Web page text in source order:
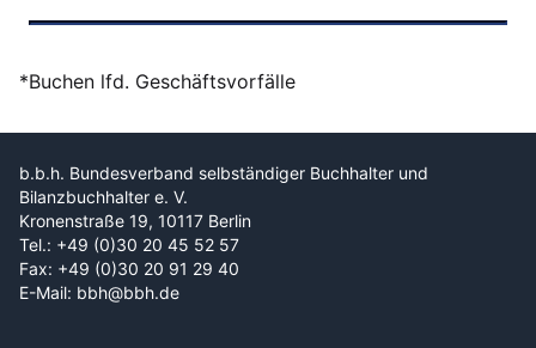
*Buchen lfd. Geschäftsvorfälle
b.b.h. Bundesverband selbständiger Buchhalter und
Bilanzbuchhalter e. V.
Kronenstraße 19, 10117 Berlin
Tel.: +49 (0)30 20 45 52 57
Fax: +49 (0)30 20 91 29 40
E-Mail: bbh@bbh.de